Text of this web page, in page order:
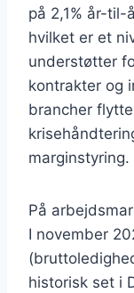
på 2,1% år-til-
hvilket er et
understøtter
kontrakter og
brancher
marginstyring.
På
I november
historisk set i